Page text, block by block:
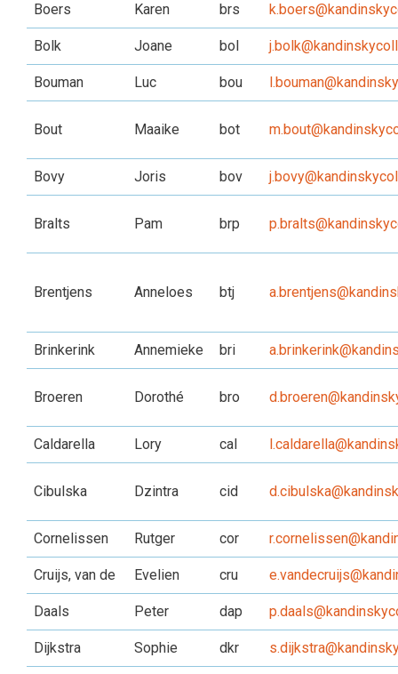
Boers Karen brs
Bolk Joane bol
Bouman Luc bou
Bout Maaike bot
Bovy Joris bov
Bralts Pam brp
Brentjens Anneloes btj
Brinkerink Annemieke bri
Broeren Dorothé bro
Caldarella Lory cal
Cibulska Dzintra cid
Cornelissen Rutger cor
Cruijs, van de Evelien cru
Daals Peter dap
Dijkstra Sophie dkr